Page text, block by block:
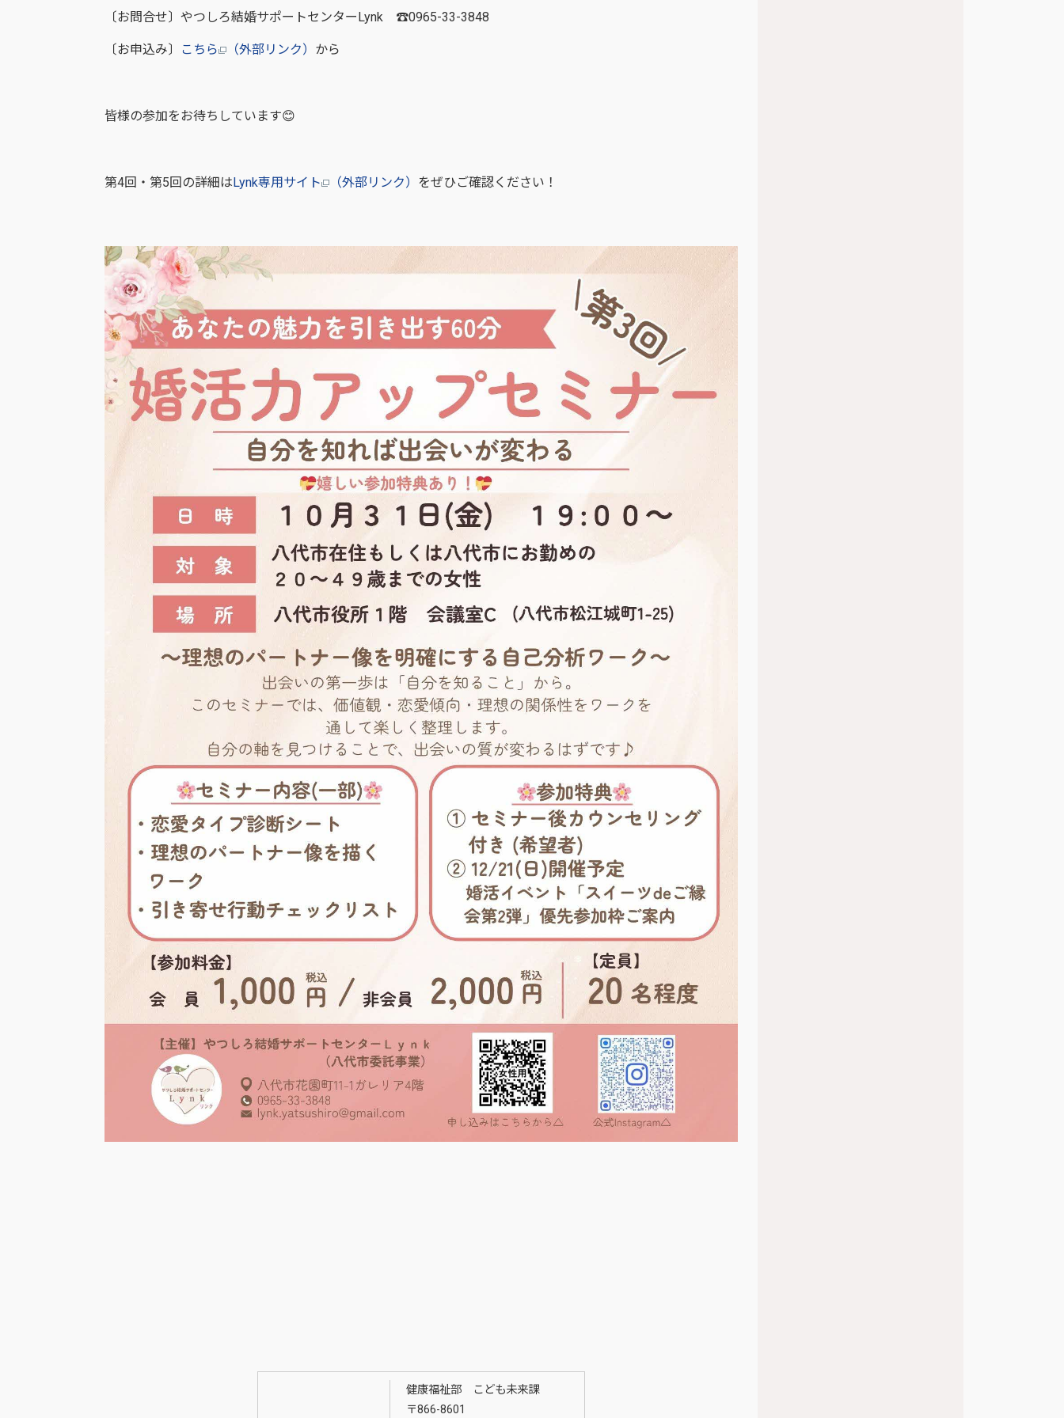
〔お問合せ〕やつしろ結婚サポートセンターLynk ☎0965-33-3848
〔お申込み〕 こちら （外部リンク） から
皆様の参加をお待ちしています😊
第4回・第5回の詳細は Lynk専用サイト （外部リンク） をぜひご確認ください！
健康福祉部 こども未来課
〒866-8601